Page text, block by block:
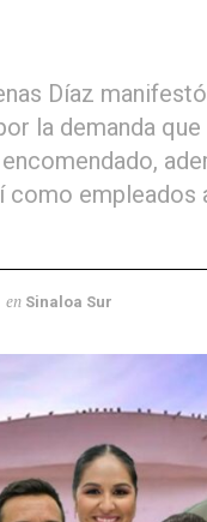
Díaz
la demanda
como
en Sinaloa Sur